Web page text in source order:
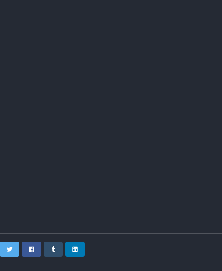
Twitter FacebookTumblr